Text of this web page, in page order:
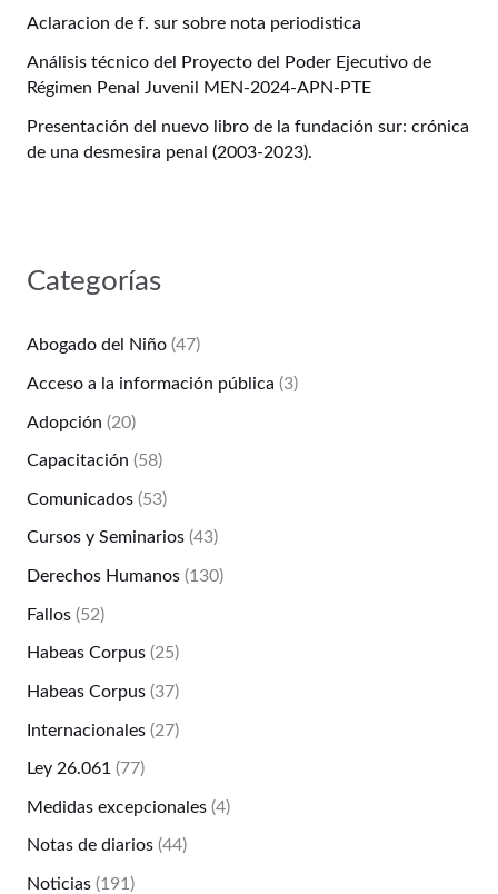
Aclaracion de f. sur sobre nota periodistica
Análisis técnico del Proyecto del Poder Ejecutivo de
Régimen Penal Juvenil MEN-2024-APN-PTE
Presentación del nuevo libro de la fundación sur: crónica
de una desmesira penal (2003-2023).
Categorías
Abogado del Niño(47)
Acceso a la información pública (3)
Adopción (20)
Capacitación (58)
Comunicados(53)
Cursos y Seminarios(43)
Derechos Humanos(130)
Fallos(52)
Habeas Corpus(25)
Habeas Corpus(37)
Internacionales(27)
Ley 26.061(77)
Medidas excepcionales(4)
Notas de diarios(44)
Noticias(191)